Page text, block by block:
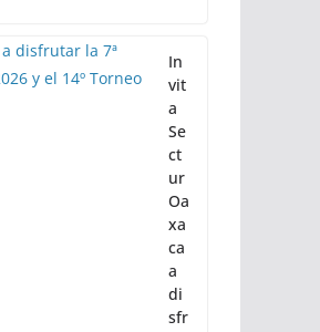
alcanzados
TranSIT en materia de
descarbonización y
In
vit
a
Se
ct
ur